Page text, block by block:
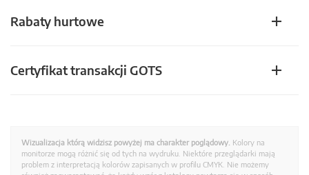
Rabaty hurtowe
Certyfikat transakcji GOTS
Wizualizacja którą widzisz powyżej ma charakter poglądowy. Kolory na
monitorze mogą różnić się od tych na wydruku. Niektóre przeglądarki mają
problem z interpretacją kolorów zapisanych w profilu CMYK. Nie możemy